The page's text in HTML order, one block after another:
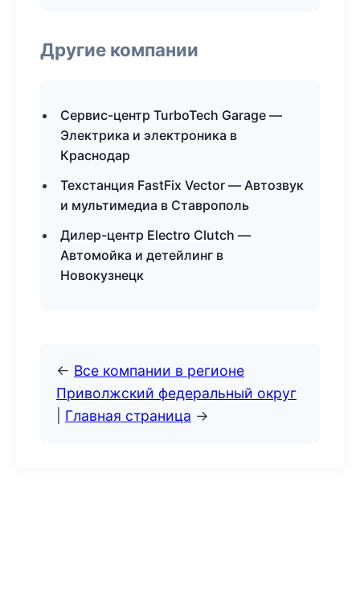
Другие компании
Сервис-центр TurboTech Garage —
Электрика и электроника в
Краснодар
Техстанция FastFix Vector — Автозвук
и мультимедиа в Ставрополь
Дилер-центр Electro Clutch —
Автомойка и детейлинг в
Новокузнецк
← Все компании в регионе
Приволжский федеральный округ
Главная страница →